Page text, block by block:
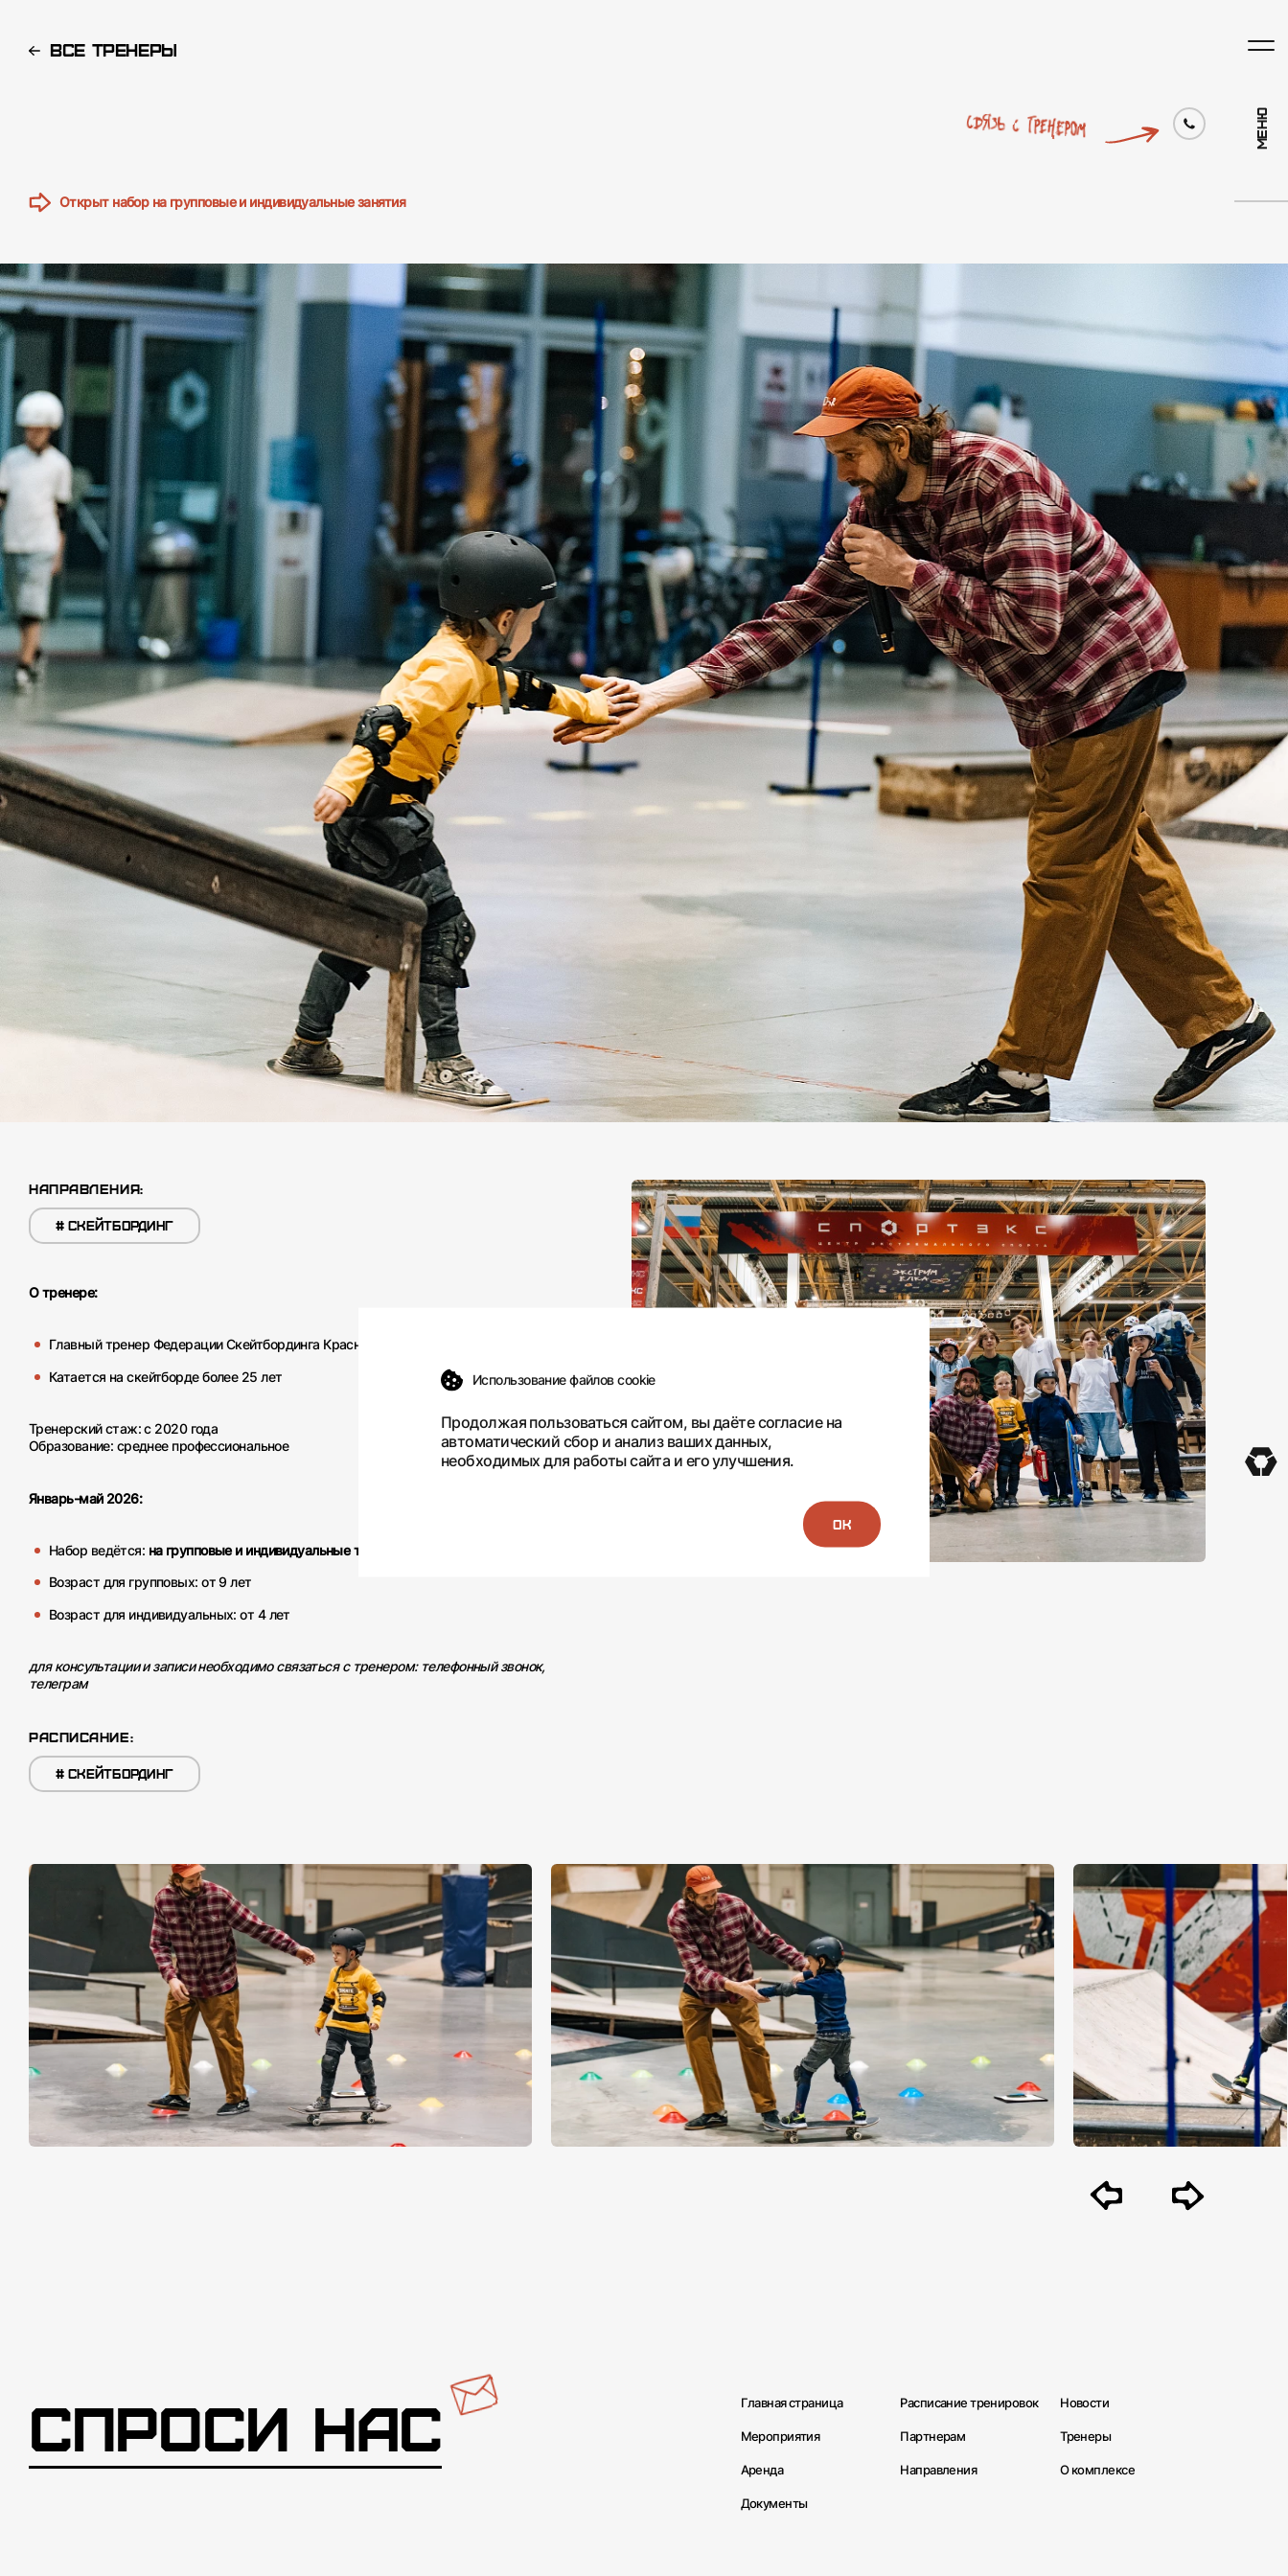
Меню
Все тренеры
Связь с тренером
Открыт набор на групповые и индивидуальные занятия
НАПРАВЛЕНИЯ:
# СКЕЙТБОРДИНГ
О тренере:
Главный тренер Федерации Скейтбординга Красноярского края
Катается на скейтборде более 25 лет
Тренерский стаж: с 2020 года
Образование: среднее профессиональное
Январь-май 2026:
Набор ведётся: на групповые и индивидуальные тренировки
Возраст для групповых: от 9 лет
Возраст для индивидуальных: от 4 лет
для консультации и записи необходимо связаться с тренером: телефонный звонок,
телеграм
РАСПИСАНИЕ:
# СКЕЙТБОРДИНГ
Спроси нас Главная страница Расписание тренировок Новости
Мероприятия Партнерам Тренеры
Аренда Направления О комплексе
Документы
Использование файлов cookie
Продолжая пользоваться сайтом, вы даётесогласиена
автоматический сбор и анализ ваших данных,
необходимых для работы сайта и его улучшения.